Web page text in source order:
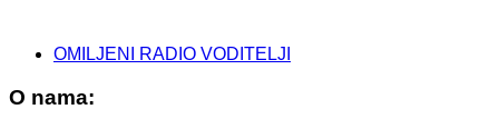
OMILJENI RADIO VODITELJI
O nama: